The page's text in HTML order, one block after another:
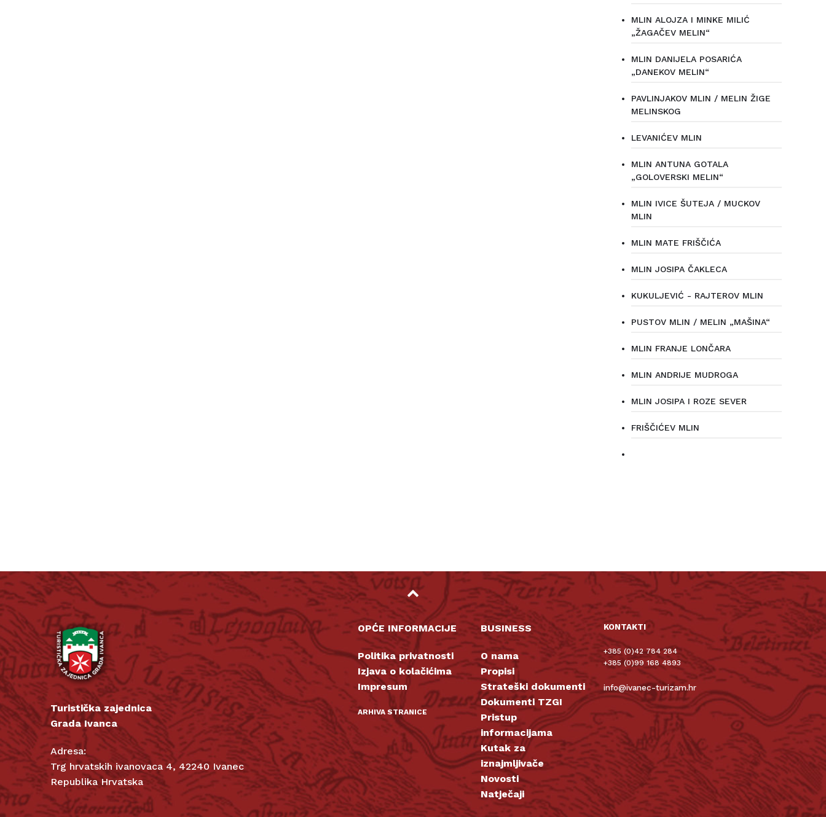
MLIN ALOJZA I MINKE MILIĆ
„ŽAGAČEV MELIN“
MLIN DANIJELA POSARIĆA
„DANEKOV MELIN“
PAVLINJAKOV MLIN / MELIN ŽIGE
MELINSKOG
LEVANIĆEV MLIN
MLIN ANTUNA GOTALA
„GOLOVERSKI MELIN“
MLIN IVICE ŠUTEJA / MUCKOV
MLIN
MLIN MATE FRIŠČIĆA
MLIN JOSIPA ČAKLECA
KUKULJEVIĆ - RAJTEROV MLIN
PUSTOV MLIN / MELIN „MAŠINA“
MLIN FRANJE LONČARA
MLIN ANDRIJE MUDROGA
MLIN JOSIPA I ROZE SEVER
FRIŠČIĆEV MLIN
Turistička zajednica
Grada Ivanca
Adresa:
Trg hrvatskih ivanovaca 4, 42240 Ivanec
Republika Hrvatska
OPĆE INFORMACIJE
Politika privatnosti
Izjava o kolačićima
Impresum
ARHIVA STRANICE
BUSINESS
O nama
Propisi
Strateški dokumenti
Dokumenti TZGI
Pristup
informacijama
Kutak za
iznajmljivače
Novosti
Natječaji
KONTAKTI
+385 (0)42 784 284
+385 (0)99 168 4893
info@ivanec-turizam.hr